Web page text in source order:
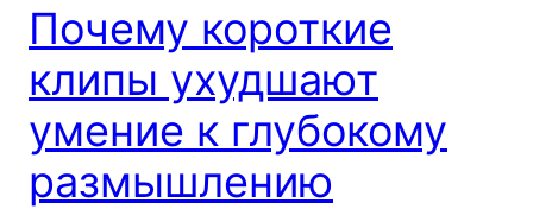
Почему короткие
клипы ухудшают
умение к глубокому
размышлению